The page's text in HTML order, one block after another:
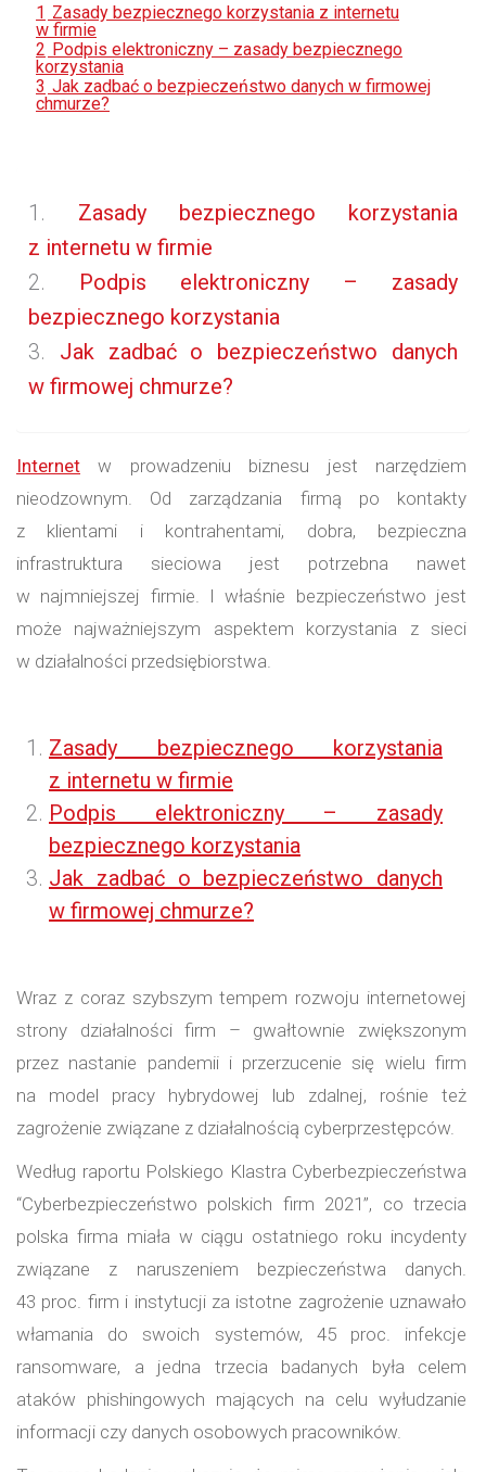
1 Zasady bezpiecznego korzystania z internetu
w firmie
2 Podpis elektroniczny – zasady bezpiecznego
korzystania
3 Jak zadbać o bezpieczeństwo danych w firmowej
chmurze?
Zasady bezpiecznego korzystania
z internetu w firmie
Podpis elektroniczny – zasady
bezpiecznego korzystania
Jak zadbać o bezpieczeństwo danych
w firmowej chmurze?
Internet w prowadzeniu biznesu jest narzędziem
nieodzownym. Od zarządzania firmą po kontakty
z klientami i kontrahentami, dobra, bezpieczna
infrastruktura sieciowa jest potrzebna nawet
w najmniejszej firmie. I właśnie bezpieczeństwo jest
może najważniejszym aspektem korzystania z sieci
w działalności przedsiębiorstwa.
Zasady bezpiecznego korzystania
z internetu w firmie
Podpis elektroniczny – zasady
bezpiecznego korzystania
Jak zadbać o bezpieczeństwo danych
w firmowej chmurze?
Wraz z coraz szybszym tempem rozwoju internetowej
strony działalności firm – gwałtownie zwiększonym
przez nastanie pandemii i przerzucenie się wielu firm
na model pracy hybrydowej lub zdalnej, rośnie też
zagrożenie związane z działalnością cyberprzestępców.
Według raportu Polskiego Klastra Cyberbezpieczeństwa
“Cyberbezpieczeństwo polskich firm 2021”, co trzecia
polska firma miała w ciągu ostatniego roku incydenty
związane z naruszeniem bezpieczeństwa danych.
43 proc. firm i instytucji za istotne zagrożenie uznawało
włamania do swoich systemów, 45 proc. infekcje
ransomware, a jedna trzecia badanych była celem
ataków phishingowych mających na celu wyłudzanie
informacji czy danych osobowych pracowników.